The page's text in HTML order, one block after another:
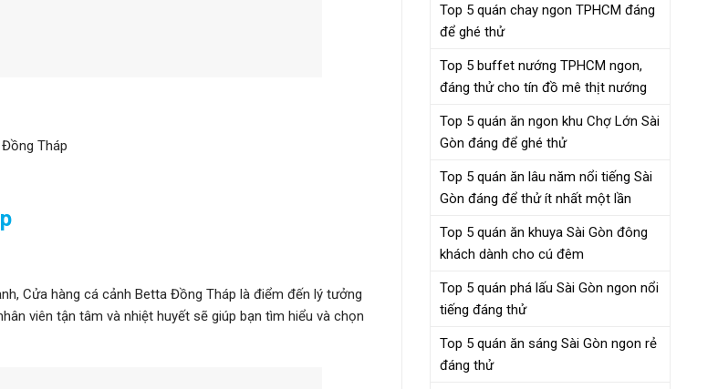
Tháp
Cửa hàng cá cảnh Betta Đồng Tháp là điểm đến lý tưởng
viên tận tâm và nhiệt huyết sẽ giúp bạn tìm hiểu và chọn
Top 5 quán chay ngon TPHCM đáng
để ghé thử
Top 5 buffet nướng TPHCM ngon,
đáng thử cho tín đồ mê thịt nướng
Top 5 quán ăn ngon khu Chợ Lớn Sài
Gòn đáng để ghé thử
Top 5 quán ăn lâu năm nổi tiếng Sài
Gòn đáng để thử ít nhất một lần
Top 5 quán ăn khuya Sài Gòn đông
khách dành cho cú đêm
Top 5 quán phá lấu Sài Gòn ngon nổi
tiếng đáng thử
Top 5 quán ăn sáng Sài Gòn ngon rẻ
đáng thử